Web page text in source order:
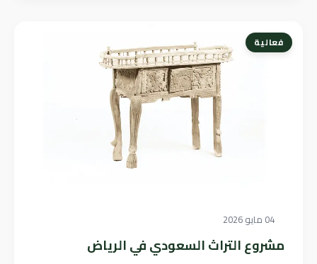
فعالية
04 مايو 2026
مشروع التراث السعودي في الرياض